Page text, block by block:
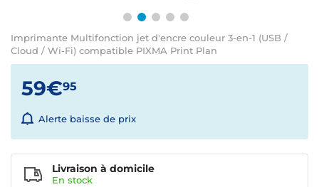
Imprimante Multifonction jet d'encre couleur 3-en-1 (USB /
Cloud / Wi-Fi) compatible PIXMA Print Plan
59€95
Alerte baisse de prix
Livraison à domicile
En stock